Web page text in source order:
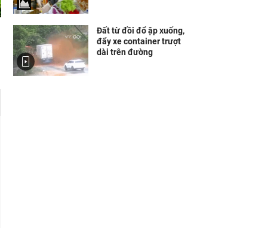
Đất từ đồi đổ ập xuống,
đẩy xe container trượt
dài trên đường